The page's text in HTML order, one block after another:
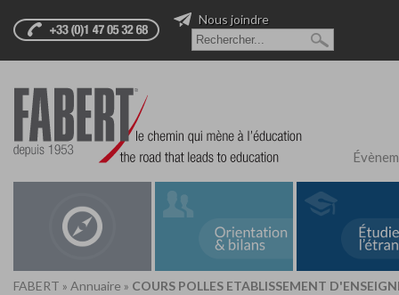
Nous joindre
FABERT » Annuaire » COURS POLLES ETABLISSEMENT